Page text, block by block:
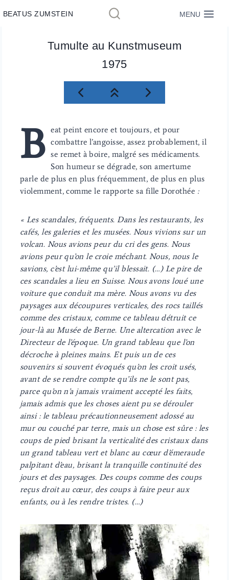
auBEATUS ZUMSTEIN MENU
Tumulte au Kunstmuseum
1975
B eat peint encore et toujours, et pour
combattre l’angoisse, assez probablement, il
se remet à boire, malgré ses médicaments.
Son humeur se dégrade, son amertume
parle de plus en plus fréquemment, de plus en plus
violemment, comme le rapporte sa fille Dorothée :
« Les scandales, fréquents. Dans les restaurants, les
cafés, les galeries et les musées. Nous vivions sur un
volcan. Nous avions peur du cri des gens. Nous
avions peur qu’on le croie méchant. Nous, nous le
savions, c’est lui-même qu’il blessait. (…) Le pire de
ces scandales a lieu en Suisse. Nous avons loué une
voiture que conduit ma mère. Nous avons vu des
paysages aux découpures verticales, des rocs taillés
comme des cristaux, comme ce tableau détruit ce
jour-là au Musée de Berne. Une altercation avec le
Directeur de l’époque. Un grand tableau que l’on
décroche à pleines mains. Et puis un de ces
souvenirs si souvent évoqués qu’on les croit usés,
avant de se rendre compte qu’ils ne le sont pas,
parce qu’on n’a jamais vraiment accepté les faits,
jamais admis que les choses aient pu se dérouler
ainsi : le tableau précautionneusement adossé au
mur ou couché par terre, mais un chose est sûre : les
coups de pied brisant la verticalité des cristaux dans
un grand tableau vert et blanc au cœur d’émeraude
palpitant d’eau, brisant la tranquille continuité des
jours et des paysages. Des coups comme des coups
reçus droit au cœur, des coups à faire peur aux
enfants, ou à les rendre tristes. (…)